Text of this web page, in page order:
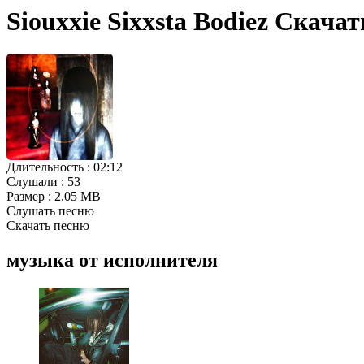
Siouxxie Sixxsta Bodiez
Длительность : 02:12
Слушали : 53
Размер : 2.05 MB
Слушать песню
Скачать песню
музыка от исполнителя